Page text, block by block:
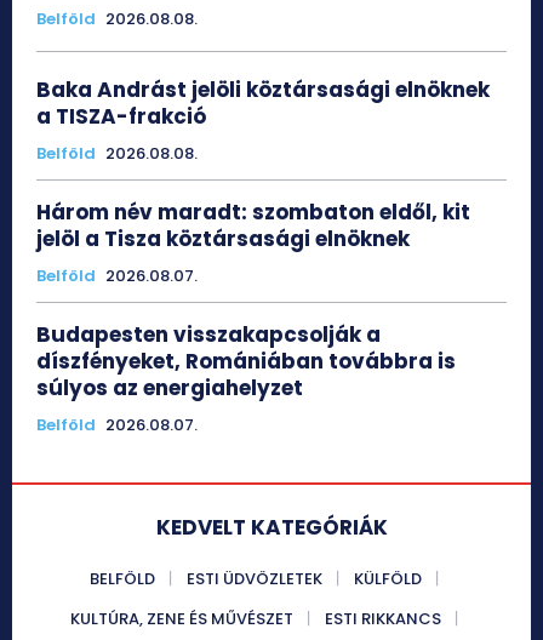
Belföld 2026.08.08.
Baka Andrást jelöli köztársasági elnöknek
a TISZA-frakció
Belföld 2026.08.08.
Három név maradt: szombaton eldől, kit
jelöl a Tisza köztársasági elnöknek
Belföld 2026.08.07.
Budapesten visszakapcsolják a
díszfényeket, Romániában továbbra is
súlyos az energiahelyzet
Belföld 2026.08.07.
KEDVELT KATEGÓRIÁK
BELFÖLD ESTI ÜDVÖZLETEK
KÜLFÖLD
KULTÚRA, ZENE ÉS MŰVÉSZET
ESTI RIKKANCS